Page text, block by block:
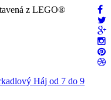
z LEGO®
Háj od 7 do 9